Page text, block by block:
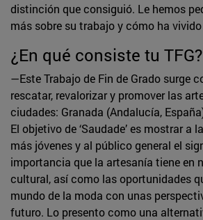
distinción que consiguió. Le hemos
más sobre su trabajo y cómo ha
¿En qué consiste tu TFG?
—Este Trabajo de Fin de Grado surge
rescatar, revalorizar y promover las
ciudades: Granada (Andalucía,
El objetivo de ‘Saudade’ es mostrar a
más jóvenes y al público general el
importancia que la artesanía tiene en
cultural, así como las oportunidades
mundo de la moda con unas
futuro. Lo presento como una